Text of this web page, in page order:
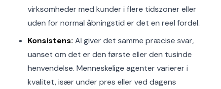
virksomheder med kunder i flere tidszoner eller
uden for normal åbningstid er det en reel fordel.
Konsistens: AI giver det samme præcise svar,
uanset om det er den første eller den tusinde
henvendelse. Menneskelige agenter varierer i
kvalitet, især under pres eller ved dagens